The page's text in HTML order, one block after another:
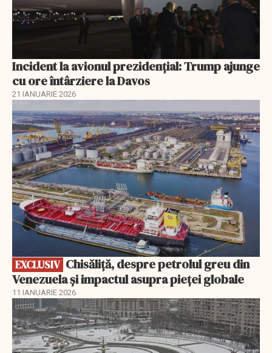
Incident la avionul prezidențial: Trump ajunge
cu ore întârziere la Davos
21 IANUARIE 2026
EXCLUSIV
EXCLUSIV
Venezuela și impactul asupra pieței globale
11 IANUARIE 2026